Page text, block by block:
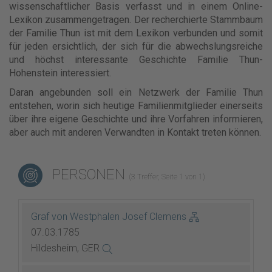
wissenschaftlicher Basis verfasst und in einem Online-
Lexikon zusammengetragen. Der recherchierte Stammbaum
der Familie Thun ist mit dem Lexikon verbunden und somit
für jeden ersichtlich, der sich für die abwechslungsreiche
und höchst interessante Geschichte Familie Thun-
Hohenstein interessiert.
Daran angebunden soll ein Netzwerk der Familie Thun
entstehen, worin sich heutige Familienmitglieder einerseits
über ihre eigene Geschichte und ihre Vorfahren informieren,
aber auch mit anderen Verwandten in Kontakt treten können.
PERSONEN (3 Treffer, Seite 1 von 1)
Graf von Westphalen Josef Clemens
07.03.1785
Hildesheim, GER